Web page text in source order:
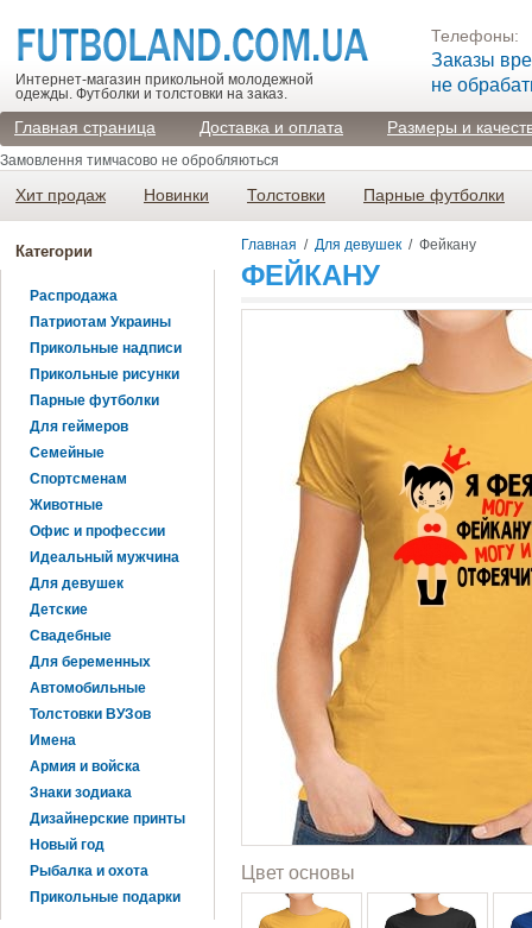
Интернет-магазин прикольной молодежной
одежды. Футболки и толстовки на заказ.
Телефоны:
Заказы
не
Главная страница Доставка и оплата Размеры и
Замовлення тимчасово не обробляються
Хит продаж Новинки Толстовки Парные футболки
Категории
Распродажа
Патриотам Украины
Прикольные надписи
Прикольные рисунки
Парные футболки
Для геймеров
Семейные
Спортсменам
Животные
Офис и профессии
Идеальный мужчина
Для девушек
Детские
Свадебные
Для беременных
Автомобильные
Толстовки ВУЗов
Имена
Армия и войска
Знаки зодиака
Дизайнерские принты
Новый год
Рыбалка и охота
Прикольные подарки
Главная / Для девушек / Фейкану
ФЕЙКАНУ
Цвет основы